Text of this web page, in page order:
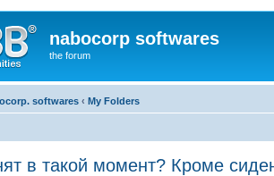
nabocorp softwares
the forum
softwares ‹ My Folders
в такой момент? Кроме